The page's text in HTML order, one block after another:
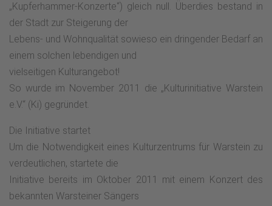
„Kupferhammer-Konzerte“) gleich null. Überdies bestand in
der Stadt zur Steigerung der
Lebens- und Wohnqualität sowieso ein dringender Bedarf an
einem solchen lebendigen und
vielseitigen Kulturangebot!
So wurde im November 2011 die „Kulturinitiative Warstein
e.V.“ (Ki) gegründet.
Die Initiative startet
Um die Notwendigkeit eines Kulturzentrums für Warstein zu
verdeutlichen, startete die
Initiative bereits im Oktober 2011 mit einem Konzert des
bekannten Warsteiner Sängers